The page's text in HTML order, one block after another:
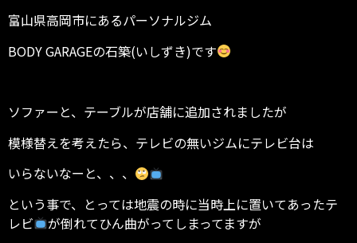
富山県高岡市にあるパーソナルジム
BODY GARAGEの石築(いしずき)です
ソファーと、テーブルが店舗に追加されましたが
模様替えを考えたら、テレビの無いジムにテレビ台は
いらないなーと、、、
という事で、とっては地震の時に当時上に置いてあったテ
レビ
が倒れてひん曲がってしまってますが